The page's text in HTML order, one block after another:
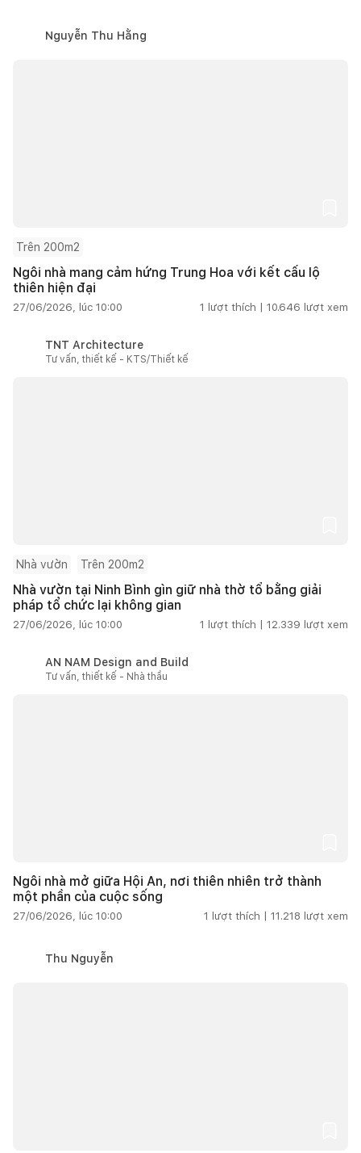
Nguyễn Thu Hằng
Trên 200m2
Ngôi nhà mang cảm hứng Trung Hoa với kết cấu lộ
thiên hiện đại
27/06/2026, lúc 10:00 1 lượt thích | 10.646 lượt xem
TNT Architecture
Tư vấn, thiết kế - KTS/Thiết kế
Nhà vườn Trên 200m2
Nhà vườn tại Ninh Bình gìn giữ nhà thờ tổ bằng giải
pháp tổ chức lại không gian
27/06/2026, lúc 10:00 1 lượt thích | 12.339 lượt xem
AN NAM Design and Build
Tư vấn, thiết kế - Nhà thầu
Ngôi nhà mở giữa Hội An, nơi thiên nhiên trở thành
một phần của cuộc sống
27/06/2026, lúc 10:00 1 lượt thích | 11.218 lượt xem
Thu Nguyễn